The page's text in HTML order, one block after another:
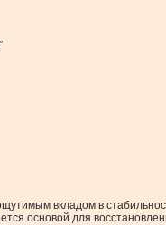
вкладом в
основой для